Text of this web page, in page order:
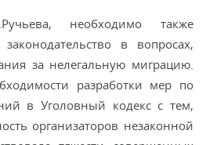
необходимо также
законодательство в вопросах,
за нелегальную миграцию.
разработки мер по
в Уголовный кодекс с тем,
организаторов незаконной